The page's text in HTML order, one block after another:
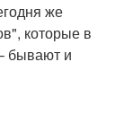
же
которые в
бывают и